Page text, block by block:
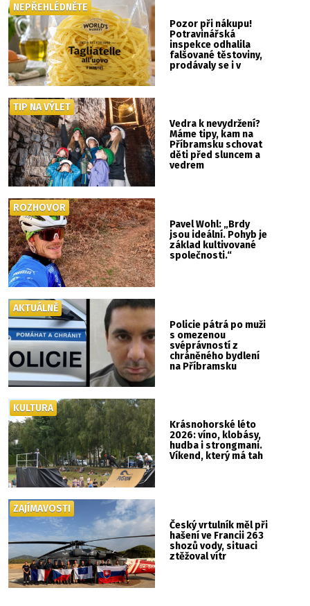
Pozor při nákupu!
Potravinářská
inspekce odhalila
falšované těstoviny,
prodávaly se i v
NEPŘEHLÉDNĚTE
Vedra k nevydržení?
Máme tipy, kam na
Příbramsku schovat
děti před sluncem a
vedrem
TIP NA VÝLET
Pavel Wohl: „Brdy
jsou ideální. Pohyb je
základ kultivované
společnosti.“
ROZHOVOR
Policie pátrá po muži
s omezenou
svéprávností z
chráněného bydlení
na Příbramsku
AKTUÁLNĚ
Krásnohorské léto
2026: víno, klobásy,
hudba i strongmani.
Víkend, který má tah
KULTURA
Český vrtulník měl při
hašení ve Francii 263
shozů vody, situaci
ztěžoval vítr
ZAJÍMAVOSTI